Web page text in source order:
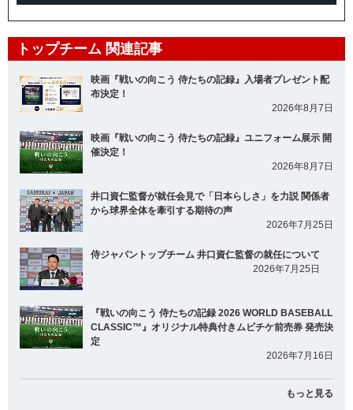
トップチーム 関連記事
映画『戦いの向こう 侍たちの記録』入場者プレゼント配
布決定！
2026年8月7日
映画『戦いの向こう 侍たちの記録』ユニフォーム展示 開
催決定！
2026年8月7日
井口資仁監督が就任会見で「日本らしさ」を力説 関係者
から球界全体を牽引する期待の声
2026年7月25日
侍ジャパントップチーム 井口資仁監督の就任について
2026年7月25日
『戦いの向こう 侍たちの記録 2026 WORLD BASEBALL
CLASSIC™』オリジナル特典付きムビチケ前売券 発売決
定
2026年7月16日
もっと見る